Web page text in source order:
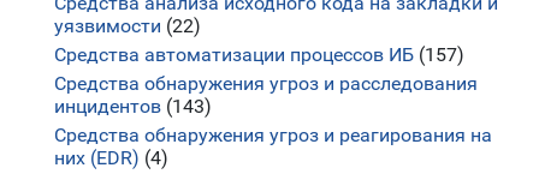
уязвимости (22)
Средства автоматизации процессов ИБ (157)
Средства обнаружения угроз и расследования
инцидентов (143)
Средства обнаружения угроз и реагирования на
них (EDR) (4)